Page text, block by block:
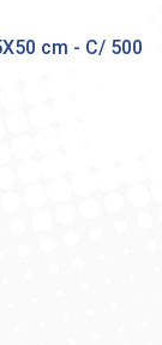
cm - C/ 500